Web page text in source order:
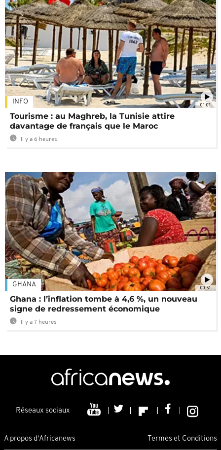
01:01
INFO
Tourisme : au Maghreb, la Tunisie attire
davantage de français que le Maroc
Il y a 6 heures
00:51
GHANA
Ghana : l’inflation tombe à 4,6 %, un nouveau
signe de redressement économique
Il y a 7 heures
Réseaux sociaux
A propos d'Africanews Termes et Conditions